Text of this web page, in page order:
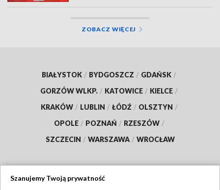
ZOBACZ WIĘCEJ
BIAŁYSTOK / BYDGOSZCZ / GDAŃSK /
GORZÓW WLKP. / KATOWICE / KIELCE /
KRAKÓW / LUBLIN / ŁÓDŹ / OLSZTYN /
OPOLE / POZNAŃ / RZESZÓW /
SZCZECIN / WARSZAWA / WROCŁAW
Szanujemy Twoją prywatność